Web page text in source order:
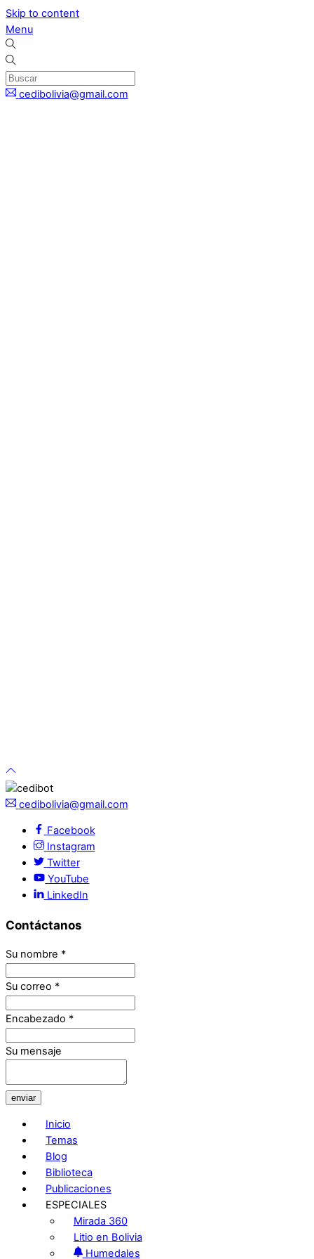
Skip to content
Menu
cedibolivia@gmail.com
cedibolivia@gmail.com
Facebook
Instagram
Twitter
YouTube
LinkedIn
Contáctanos
Su nombre *
Su correo *
Encabezado *
Su mensaje
enviar
Inicio
Temas
Blog
Biblioteca
Publicaciones
ESPECIALES
Mirada 360
Litio en Bolivia
Humedales